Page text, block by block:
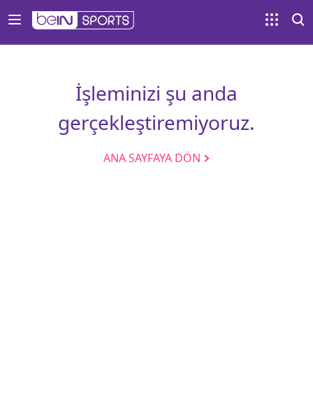
İşleminizi şu anda
gerçekleştiremiyoruz.
ANA SAYFAYA DÖN